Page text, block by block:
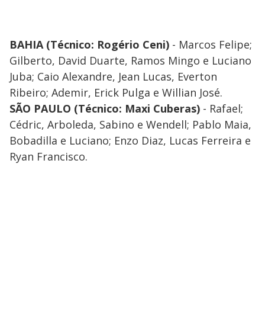
BAHIA (Técnico: Rogério Ceni) - Marcos Felipe;
Gilberto, David Duarte, Ramos Mingo e Luciano
Juba; Caio Alexandre, Jean Lucas, Everton
Ribeiro; Ademir, Erick Pulga e Willian José.
SÃO PAULO (Técnico: Maxi Cuberas) - Rafael;
Cédric, Arboleda, Sabino e Wendell; Pablo Maia,
Bobadilla e Luciano; Enzo Diaz, Lucas Ferreira e
Ryan Francisco.